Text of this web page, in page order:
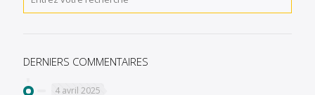
DERNIERS COMMENTAIRES
4 avril 2025